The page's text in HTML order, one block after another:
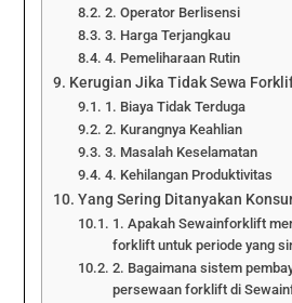
2. Operator Berlisensi
3. Harga Terjangkau
4. Pemeliharaan Rutin
Kerugian Jika Tidak Sewa
1. Biaya Tidak Terduga
2. Kurangnya Keahlian
3. Masalah Keselamatan
4. Kehilangan Produktivitas
Yang Sering Ditanyakan
1. Apakah Sewainforklift
forklift untuk periode yang
2. Bagaimana sistem
persewaan forklift di